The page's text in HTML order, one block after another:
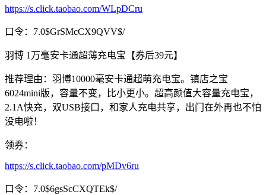
https://s.click.taobao.com/WLpDCru
口令：7.0$GrSMcCX9QVV$/
羽博 1万毫安卡通超薄充电宝【券后39元】
推荐理由：羽博10000毫安卡通超萌充电宝。镇店之宝
6024mini版，容量不变，比小更小。超高颜值大容量充电宝，
2.1A快充，双USB接口，和家人充电共享，出门在外再也不怕
没电啦！
领券：
https://s.click.taobao.com/pMDv6ru
口令：7.0$6gsScCXQTEk$/